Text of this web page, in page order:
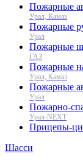
Пожарные
Урал, Камаз
Пожарные
Урал
Пожарные
ГАЗ
Пожарные
Урал, Камаз
Пожарные
Урал
Пожарно-
Урал-NEXT
Прицепы-
Шасси